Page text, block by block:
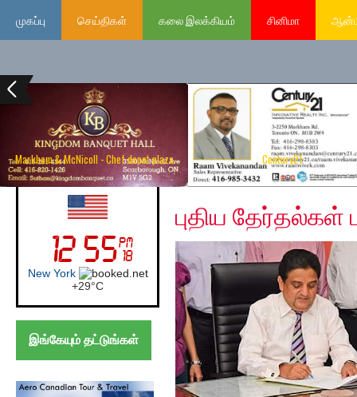
முகப்பு செய்திகள் கலை இலக்கியம் சினிமா
Markham & McNicoll - Chef depot plaza Century21
UK (London)
London
+28°C
இங்கேயும் தட்டுங்கள்
Thursday, November
புதிய தேர்தல்கள்